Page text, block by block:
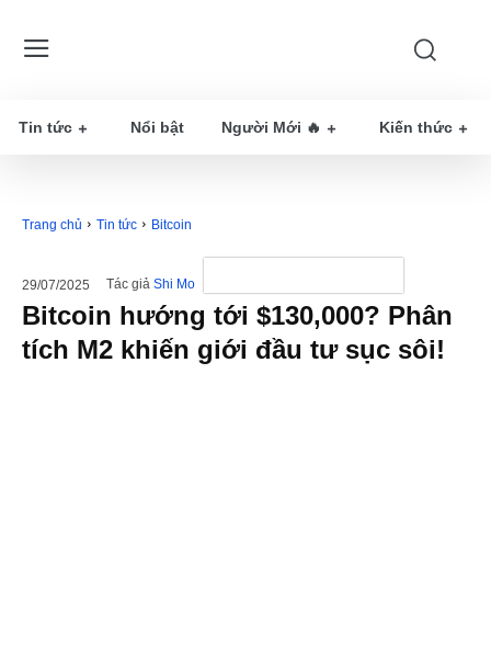
Tin tức Nổi bật Người Mới 🔥 Kiến thức
Trang chủ Tin tức Bitcoin
29/07/2025 Tác giả Shi Mo
Bitcoin hướng tới $130,000? Phân
tích M2 khiến giới đầu tư sục sôi!